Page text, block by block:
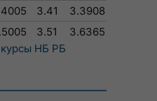
3.41
3.3908
3.51
3.6365
НБ РБ